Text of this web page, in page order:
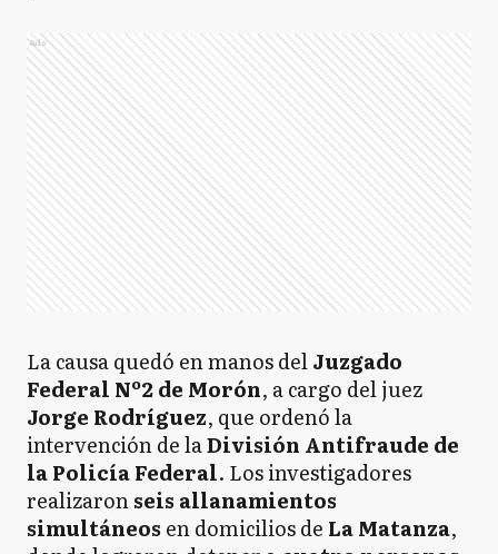
Ads
La causa quedó en manos delJuzgado
Federal Nº2 de Morón, a cargo del juez
Jorge Rodríguez, que ordenó la
intervención de laDivisión Antifraude de
la Policía Federal. Los investigadores
realizaronseis allanamientos
simultáneos en domicilios de La Matanza,